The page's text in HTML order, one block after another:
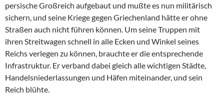
persische Großreich aufgebaut und mußte es nun militärisch
sichern, und seine Kriege gegen Griechenland hätte er ohne
Straßen auch nicht führen können. Um seine Truppen mit
ihren Streitwagen schnell in alle Ecken und Winkel seines
Reichs verlegen zu können, brauchte er die entsprechende
Infrastruktur. Er verband dabei gleich alle wichtigen Städte,
Handelsniederlassungen und Häfen miteinander, und sein
Reich blühte.